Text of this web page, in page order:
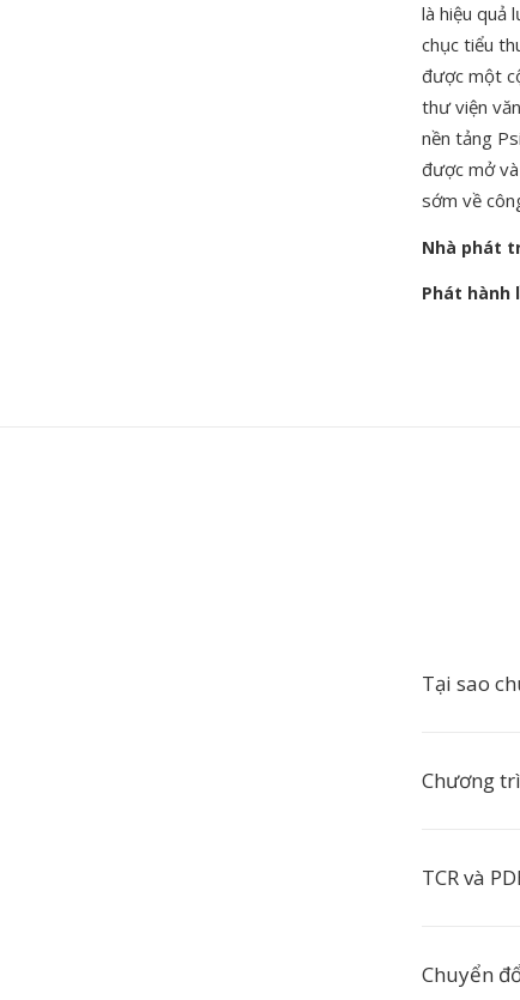
là hiệu quả
chục tiểu
được một
thư viện
nền tảng
được mở
sớm về
Nhà phát
Phát hành
Tại sao
Chương
TCR và
Chuyển